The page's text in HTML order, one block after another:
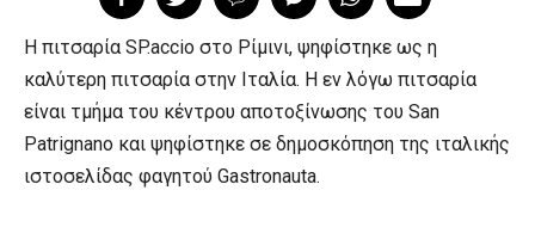
Η πιτσαρία SP.accio στο Ρίμινι, ψηφίστηκε ως η
καλύτερη πιτσαρία στην Ιταλία. Η εν λόγω πιτσαρία
είναι τμήμα του κέντρου αποτοξίνωσης του San
Patrignano και ψηφίστηκε σε δημοσκόπηση της ιταλικής
ιστοσελίδας φαγητού Gastronauta.